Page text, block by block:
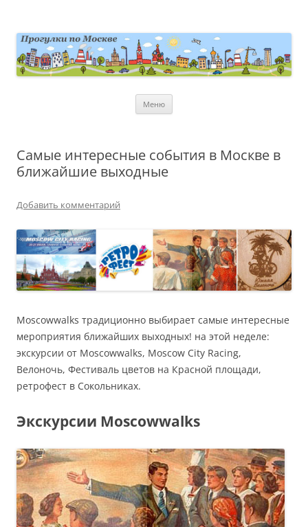
Меню
Самые интересные события в Москве в
ближайшие выходные
Добавить комментарий
Moscowwalks традиционно выбирает самые интересные
мероприятия ближайших выходных! на этой неделе:
экскурсии от Moscowwalks, Moscow City Racing,
Велоночь, Фестиваль цветов на Красной площади,
ретрофест в Сокольниках.
Экскурсии Moscowwalks